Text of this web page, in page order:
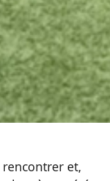
et,